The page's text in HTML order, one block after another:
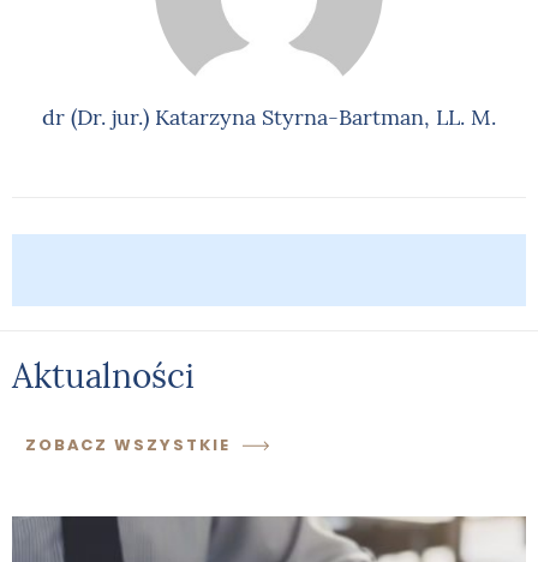
dr (Dr. jur.) Katarzyna Styrna-Bartman, LL. M.
Aktualności
ZOBACZ WSZYSTKIE